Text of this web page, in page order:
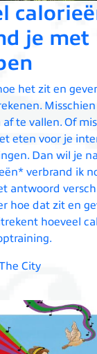
je met
het zit en
te vallen. Of
eten voor je
Dan wil je
verbrand ik
antwoord
hoe dat zit en
hoeveel
City